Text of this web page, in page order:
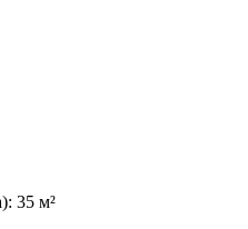
: 35 м²